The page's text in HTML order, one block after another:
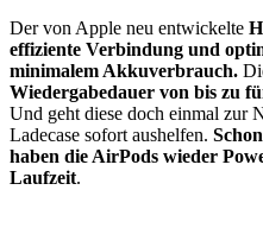
Der von Apple neu entwickelte
effiziente Verbindung und
minimalem Akkuverbrauch.
Wiedergabedauer von bis zu
Und geht diese doch einmal zur
Ladecase sofort aushelfen.
haben die AirPods wieder
Laufzeit.